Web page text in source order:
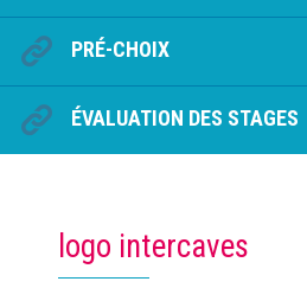
PRÉ-CHOIX
ÉVALUATION DES STAGES
logo intercaves